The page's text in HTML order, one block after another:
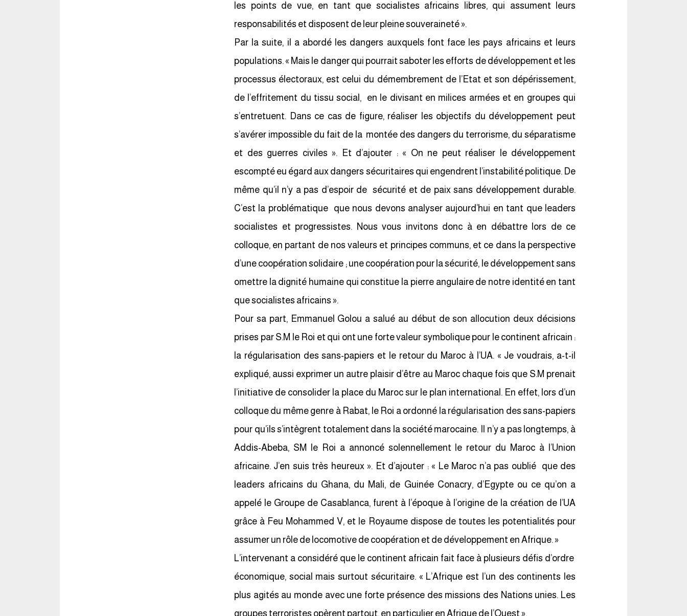
les points de vue, en tant que socialistes africains libres, qui assument leurs
responsabilités et disposent de leur pleine souveraineté ».
Par la suite, il a abordé les dangers auxquels font face les pays africains et leurs
populations. « Mais le danger qui pourrait saboter les efforts de développement et les
processus électoraux, est celui du démembrement de l’Etat et son dépérissement,
de l’effritement du tissu social, en le divisant en milices armées et en groupes qui
s’entretuent. Dans ce cas de figure, réaliser les objectifs du développement peut
s’avérer impossible du fait de la montée des dangers du terrorisme, du séparatisme
et des guerres civiles ». Et d’ajouter : « On ne peut réaliser le développement
escompté eu égard aux dangers sécuritaires qui engendrent l’instabilité politique. De
même qu’il n’y a pas d’espoir de sécurité et de paix sans développement durable.
C’est la problématique que nous devons analyser aujourd’hui en tant que leaders
socialistes et progressistes. Nous vous invitons donc à en débattre lors de ce
colloque, en partant de nos valeurs et principes communs, et ce dans la perspective
d’une coopération solidaire ; une coopération pour la sécurité, le développement sans
omettre la dignité humaine qui constitue la pierre angulaire de notre identité en tant
que socialistes africains ».
Pour sa part, Emmanuel Golou a salué au début de son allocution deux décisions
prises par S.M le Roi et qui ont une forte valeur symbolique pour le continent africain :
la régularisation des sans-papiers et le retour du Maroc à l’UA. « Je voudrais, a-t-il
expliqué, aussi exprimer un autre plaisir d’être au Maroc chaque fois que S.M prenait
l’initiative de consolider la place du Maroc sur le plan international. En effet, lors d’un
colloque du même genre à Rabat, le Roi a ordonné la régularisation des sans-papiers
pour qu’ils s’intègrent totalement dans la société marocaine. Il n’y a pas longtemps, à
Addis-Abeba, SM le Roi a annoncé solennellement le retour du Maroc à l’Union
africaine. J’en suis très heureux ». Et d’ajouter : « Le Maroc n’a pas oublié que des
leaders africains du Ghana, du Mali, de Guinée Conacry, d’Egypte ou ce qu’on a
appelé le Groupe de Casablanca, furent à l’époque à l’origine de la création de l’UA
grâce à Feu Mohammed V, et le Royaume dispose de toutes les potentialités pour
assumer un rôle de locomotive de coopération et de développement en Afrique. »
L’intervenant a considéré que le continent africain fait face à plusieurs défis d’ordre
économique, social mais surtout sécuritaire. « L’Afrique est l’un des continents les
plus agités au monde avec une forte présence des missions des Nations unies. Les
groupes terroristes opèrent partout, en particulier en Afrique de l’Ouest ».